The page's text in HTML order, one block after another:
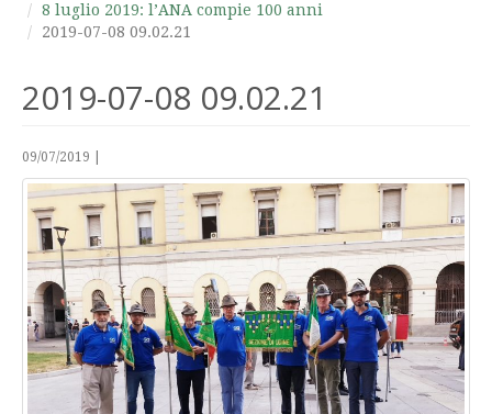
8 luglio 2019: l’ANA compie 100 anni
2019-07-08 09.02.21
2019-07-08 09.02.21
09/07/2019